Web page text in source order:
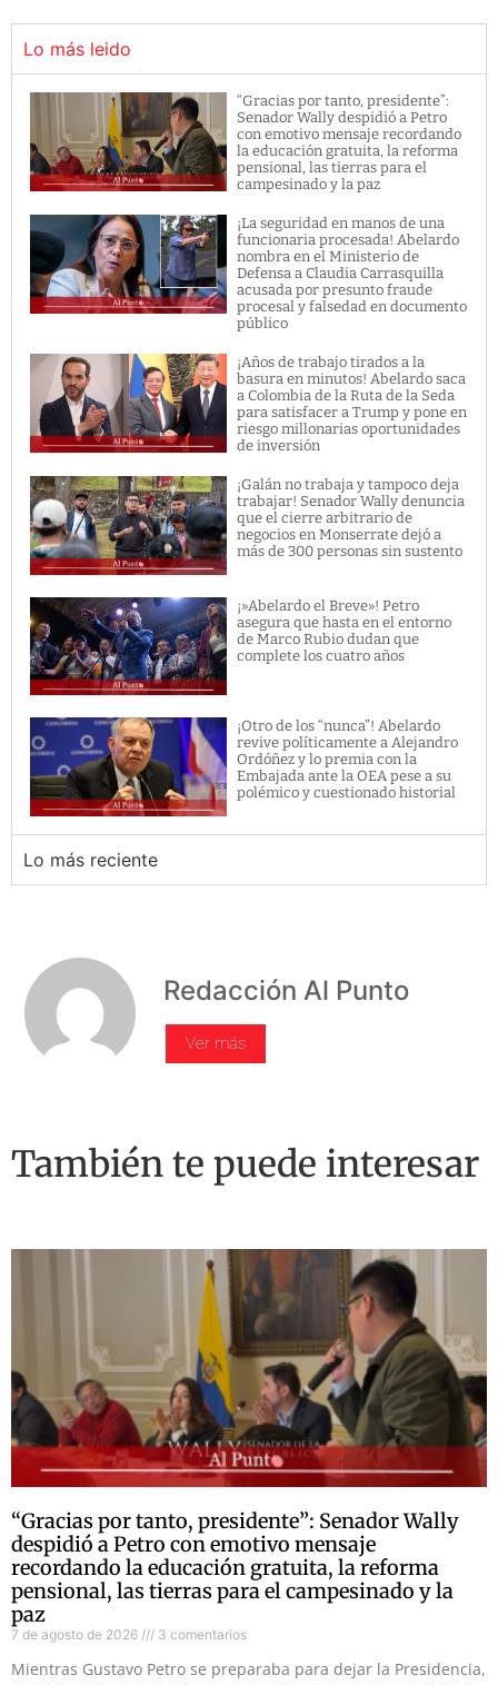
Lo más leido
“Gracias por tanto, presidente”:
Senador Wally despidió a Petro
con emotivo mensaje recordando
la educación gratuita, la reforma
pensional, las tierras para el
campesinado y la paz
¡La seguridad en manos de una
funcionaria procesada! Abelardo
nombra en el Ministerio de
Defensa a Claudia Carrasquilla
acusada por presunto fraude
procesal y falsedad en documento
público
¡Años de trabajo tirados a la
basura en minutos! Abelardo saca
a Colombia de la Ruta de la Seda
para satisfacer a Trump y pone en
riesgo millonarias oportunidades
de inversión
¡Galán no trabaja y tampoco deja
trabajar! Senador Wally denuncia
que el cierre arbitrario de
negocios en Monserrate dejó a
más de 300 personas sin sustento
¡»Abelardo el Breve»! Petro
asegura que hasta en el entorno
de Marco Rubio dudan que
complete los cuatro años
¡Otro de los “nunca”! Abelardo
revive políticamente a Alejandro
Ordóñez y lo premia con la
Embajada ante la OEA pese a su
polémico y cuestionado historial
Lo más reciente
Redacción Al Punto
Ver más
También te puede interesar
“Gracias por tanto, presidente”: Senador Wally
despidió a Petro con emotivo mensaje
recordando la educación gratuita, la reforma
pensional, las tierras para el campesinado y la
paz
7 de agosto de 2026 3 comentarios
Mientras Gustavo Petro se preparaba para dejar la Presidencia,